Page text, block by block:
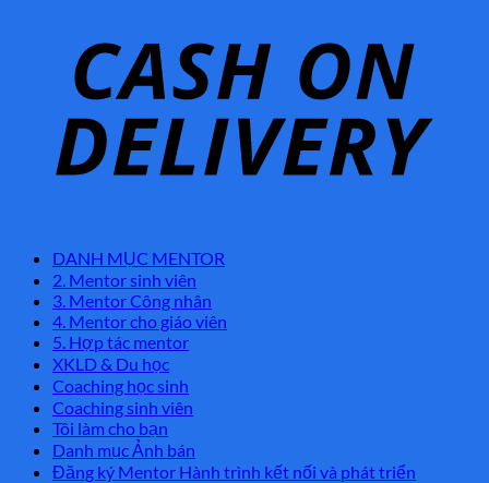
DANH MỤC MENTOR
2. Mentor sinh viên
3. Mentor Công nhân
4. Mentor cho giáo viên
5. Hợp tác mentor
XKLD & Du học
Coaching học sinh
Coaching sinh viên
Tôi làm cho bạn
Danh mục Ảnh bán
Đăng ký Mentor Hành trình kết nối và phát triển